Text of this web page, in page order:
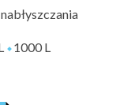
1000 L